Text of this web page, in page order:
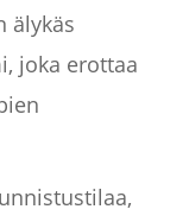
älykäs
joka erottaa